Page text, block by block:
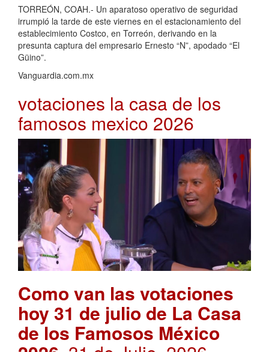
TORREÓN, COAH.- Un aparatoso operativo de seguridad
irrumpió la tarde de este viernes en el estacionamiento del
establecimiento Costco, en Torreón, derivando en la
presunta captura del empresario Ernesto “N”, apodado “El
Güino”.
Vanguardia.com.mx
votaciones la casa de los
famosos mexico 2026
Como van las votaciones
hoy 31 de julio de La Casa
de los Famosos México